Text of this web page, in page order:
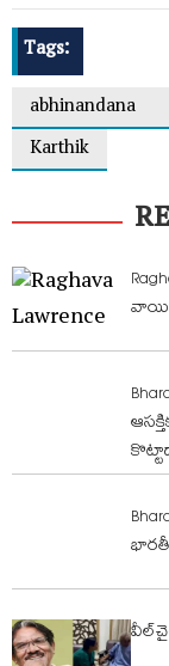
Tags:
abhinandana
Karthik